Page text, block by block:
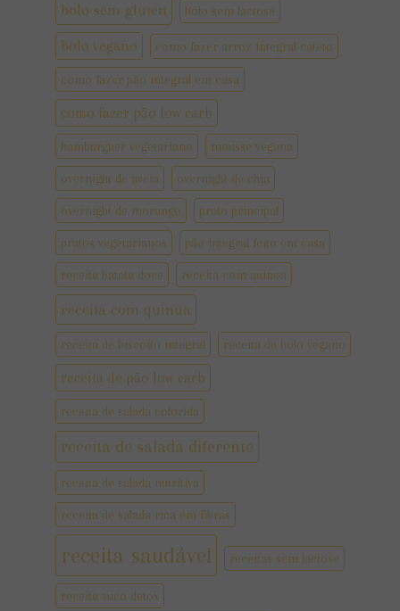
bolo sem gluten bolo sem lactose
bolo vegano como fazer arroz integral cateto
como fazer pão integral em casa
como fazer pão low carb
hamburguer vegetariano mousse vegana
overnight de aveia overnight de chia
overnight de morango prato principal
pratos vegetarianos pão integral feito em casa
receita batata doce receita com quinoa
receita com quinua
receita de biscoito integral receita de bolo vegano
receita de pão low carb
receita de salada colorida
receita de salada diferente
receita de salada nutritiva
receita de salada rica em fibras
receita saudável receitas sem lactose
receita suco detox